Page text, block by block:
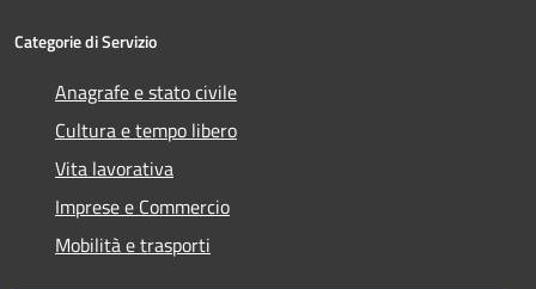
Categorie di Servizio
Anagrafe e stato civile
Cultura e tempo libero
Vita lavorativa
Imprese e Commercio
Mobilità e trasporti